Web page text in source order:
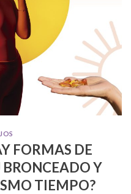
FORMAS DE
Y
TIEMPO?